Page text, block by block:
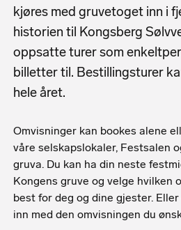
kjøres med gruvetoget inn i
historien til Kongsberg
oppsatte turer som
billetter til. Bestillingsturer
hele året.
Omvisninger kan bookes alene
våre selskapslokaler, Festsalen
gruva. Du kan ha din neste
Kongens gruve og velge hvilken
best for deg og dine gjester.
inn med den omvisningen du